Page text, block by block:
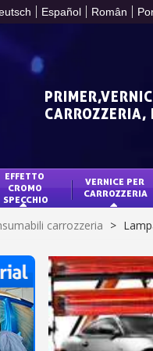
Español Român
EFFETTO
CROMO
SPECCHIO
VERNICE PER
CARROZZERIA
carrozzeria >